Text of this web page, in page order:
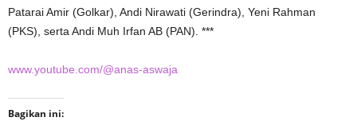
Patarai Amir (Golkar), Andi Nirawati (Gerindra), Yeni Rahman
(PKS), serta Andi Muh Irfan AB (PAN). ***
www.youtube.com/@anas-aswaja
Bagikan ini: